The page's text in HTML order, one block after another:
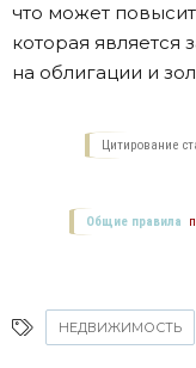
что может
которая является
на облигации и
Цитирование
Общие правила
НЕДВИЖИМОСТЬ